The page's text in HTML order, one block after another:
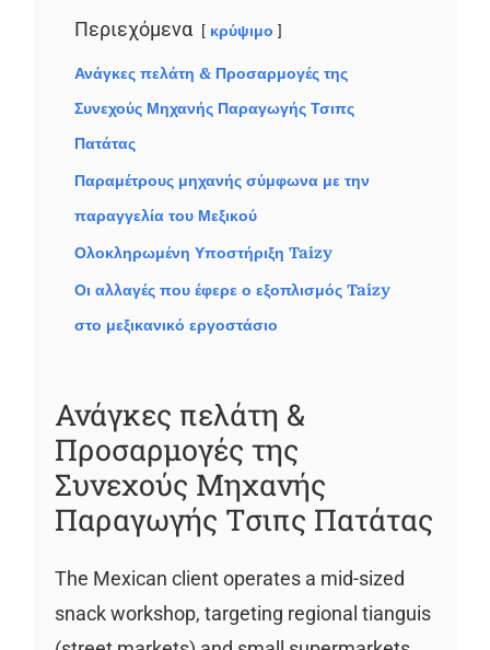
Περιεχόμενα κρύψιμο
Ανάγκες πελάτη & Προσαρμογές της
Συνεχούς Μηχανής Παραγωγής Τσιπς
Πατάτας
Παραμέτρους μηχανής σύμφωνα με την
παραγγελία του Μεξικού
Ολοκληρωμένη Υποστήριξη Taizy
Οι αλλαγές που έφερε ο εξοπλισμός Taizy
στο μεξικανικό εργοστάσιο
Ανάγκες πελάτη &
Προσαρμογές της
Συνεχούς Μηχανής
Παραγωγής Τσιπς Πατάτας
The Mexican client operates a mid-sized
snack workshop, targeting regional tianguis